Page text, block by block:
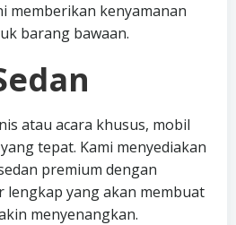
memberikan kenyamanan
barang bawaan.
atau acara khusus, mobil
tepat. Kami menyediakan
premium dengan
lengkap yang akan membuat
menyenangkan.